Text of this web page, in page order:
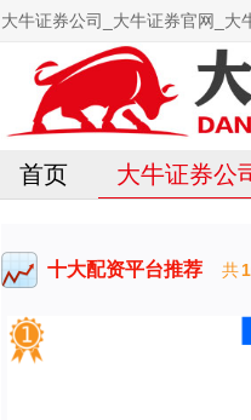
大牛证券公司_大牛证券官网_大
首页 大牛证券公
十大配资平台推荐 共